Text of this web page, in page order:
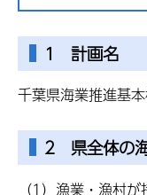
1 計画名
千葉県海業推進基
2 県全体の
（1）漁業・漁村